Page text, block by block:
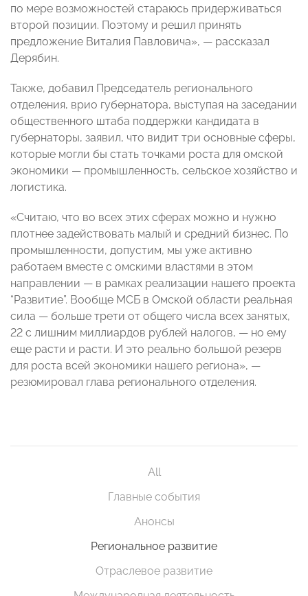
по мере возможностей стараюсь придерживаться
второй позиции. Поэтому и решил принять
предложение Виталия Павловича», — рассказал
Дерябин.
Также, добавил Председатель регионального
отделения, врио губернатора, выступая на заседании
общественного штаба поддержки кандидата в
губернаторы, заявил, что видит три основные сферы,
которые могли бы стать точками роста для омской
экономики — промышленность, сельское хозяйство и
логистика.
«Считаю, что во всех этих сферах можно и нужно
плотнее задействовать малый и средний бизнес. По
промышленности, допустим, мы уже активно
работаем вместе с омскими властями в этом
направлении — в рамках реализации нашего проекта
“Развитие”. Вообще МСБ в Омской области реальная
сила — больше трети от общего числа всех занятых,
22 с лишним миллиардов рублей налогов, — но ему
еще расти и расти. И это реально большой резерв
для роста всей экономики нашего региона», —
резюмировал глава регионального отделения.
All
Главные события
Анонсы
Региональное развитие
Отраслевое развитие